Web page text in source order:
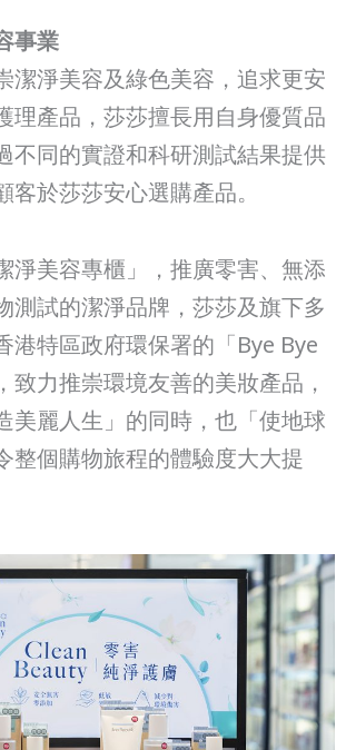
事業
潔淨美容及綠色美容，追求更安
理產品，莎莎擅長用自身優質品
不同的實證和科研測試結果提供
客於莎莎安心選購產品。
淨美容專櫃」，推廣零害、無添
測試的潔淨品牌，莎莎及旗下多
港特區政府環保署的「Bye Bye
致力推崇環境友善的美妝產品，
美麗人生」的同時，也「使地球
整個購物旅程的體驗度大大提